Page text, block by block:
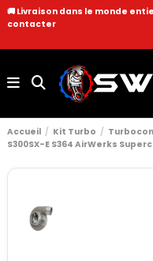
🚚 Livraison dans le monde
contacter
Accueil Kit Turbo
S300SX-E S364 AirWerks